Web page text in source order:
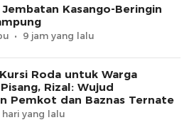
Jembatan Kasango-Beringin
9 jam yang lalu
Roda untuk Warga
Rizal: Wujud
Pemkot dan Baznas Ternate
hari yang lalu